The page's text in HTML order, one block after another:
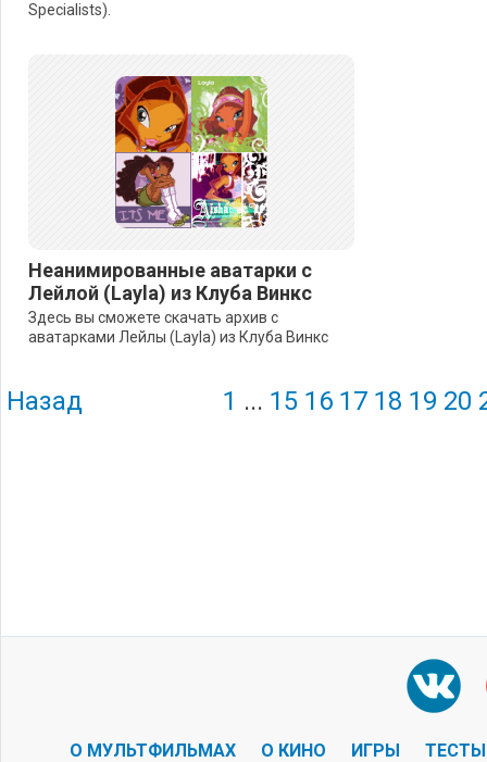
Specialists).
Неанимированные аватарки с
Лейлой (Layla) из Клуба Винкс
Здесь вы сможете скачать архив с
аватарками Лейлы (Layla) из Клуба Винкс
Назад 1 ... 15 16 17 18 19 20
О МУЛЬТФИЛЬМАХ О КИНО ИГРЫ ТЕСТЫ